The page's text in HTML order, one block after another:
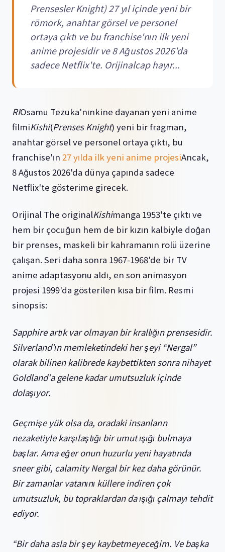
Prensesler Knight) 27 yıl içinde yeni bir
römork, anahtar görsel ve personel
ortaya çıktı ve bu franchise'nın ilk yeni
anime projesidir ve 8 Ağustos 2026'da
sadece Netflix'te. Orijinalcap hayır...
RIOsamu Tezuka'nınkine dayanan yeni anime
filmiKishi(Prenses Knight) yeni bir fragman,
anahtar görsel ve personel ortaya çıktı, bu
franchise'ın 27 yılda ilk yeni anime projesiAncak,
8 Ağustos 2026'da dünya çapında sadece
Netflix'te gösterime girecek.
Orijinal The originalKishimanga 1953'te çıktı ve
hem bir çocuğun hem de bir kızın kalbiyle doğan
bir prenses, maskeli bir kahramanın rolü üzerine
çalışan. Seri daha sonra 1967-1968'de bir TV
anime adaptasyonu aldı, en son animasyon
projesi 1999'da gösterilen kısa bir film. Resmi
sinopsis:
Sapphire artık var olmayan bir krallığın prensesidir.
Silverland'ın memleketindeki her şeyi “Nergal”
olarak bilinen kalibrede kaybettikten sonra nihayet
Goldland'a gelene kadar umutsuzluk içinde
dolaşıyor.
Geçmişe yük olsa da, oradaki insanların
nezaketiyle karşılaştığı bir umut ışığı bulmaya
başlar. Ama eğer onun huzurlu yeni hayatında
sneer gibi, calamity Nergal bir kez daha görünür.
Bir zamanlar vatanını küllere indiren çok
umutsuzluk, bu topraklardan da ışığı çalmayı tehdit
ediyor.
“Bir daha asla bir şey kaybetmeyeceğim. Ve başka